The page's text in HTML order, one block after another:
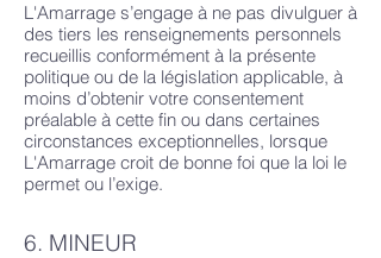
L'Amarrage s’engage à ne pas divulguer à
des tiers les renseignements personnels
recueillis conformément à la présente
politique ou de la législation applicable, à
moins d’obtenir votre consentement
préalable à cette fin ou dans certaines
circonstances exceptionnelles, lorsque
L'Amarrage croit de bonne foi que la loi le
permet ou l’exige.
6. MINEUR